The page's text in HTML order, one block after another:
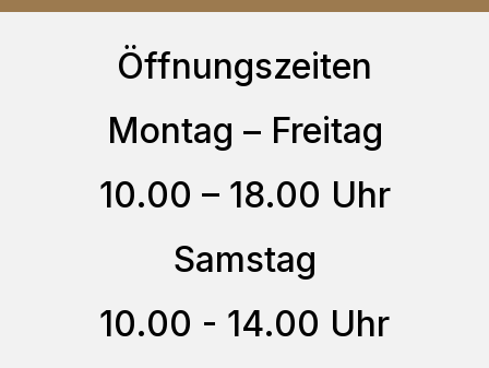
Die
können
auf
der
Produktseite
werden
Öffnungszeiten
Montag – Freitag
10.00 – 18.00 Uhr
Samstag
10.00 - 14.00 Uhr